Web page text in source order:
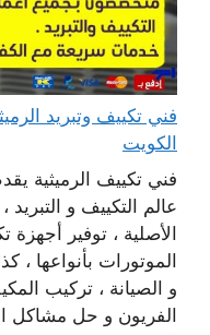
الكويت
فني تكييف الرميثية
عالم التكييف و
الأصلية ، توفير
الموتورات بأنواعها
و الصيانة ، تركيب
الفريون و حل مشاكل